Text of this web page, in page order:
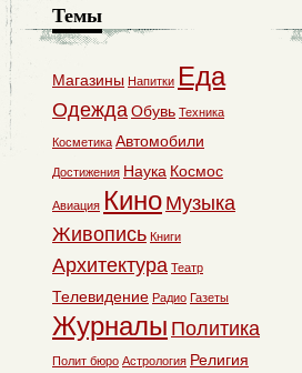
Темы
Магазины Напитки Еда
ОдеждаОбувь Техника
Косметика Автомобили
Достижения Наука Космос
Авиация Кино Музыка
Живопись Книги
Архитектура Театр
Телевидение Радио Газеты
Журналы Политика
Полит бюро Астрология Религия